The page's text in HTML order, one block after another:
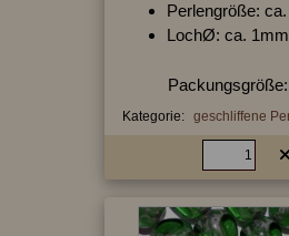
Perlengröße:
LochØ: ca. 1mm
Kategorie: geschliffene